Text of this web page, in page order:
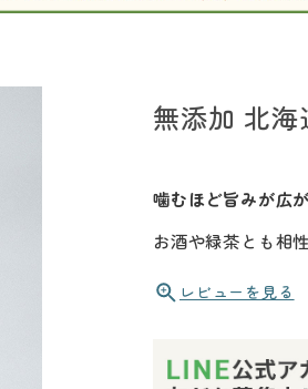
無添加 北海
噛むほど旨みが広
お酒や緑茶とも相
レビューを見る